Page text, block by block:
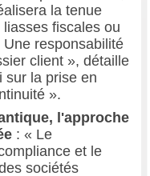
la tenue
fiscales ou
responsabilité
client », détaille
sur la prise en
».
l'approche
: « Le
et le
sociétés